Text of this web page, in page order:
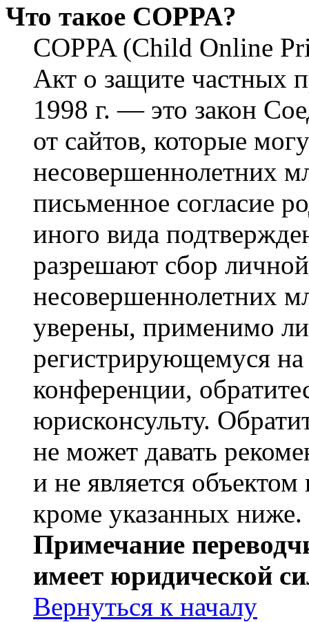
Что такое COPPA?
COPPA (Child Online
Акт о защите частных
1998 г. — это закон
от сайтов, которые
несовершеннолетних
письменное согласие
иного вида
разрешают сбор
несовершеннолетних
уверены, применимо
регистрирующемуся
конференции,
юрисконсульту.
не может давать
и не является
кроме указанных ниже.
Примечание
имеет юридической
Вернуться к началу